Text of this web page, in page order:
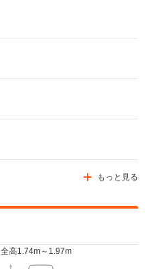
もっと見る
全高1.74m～1.97m